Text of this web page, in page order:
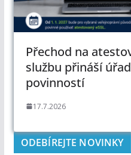
Přechod na
službu přináší
povinností
17.7.2026
ODEBÍREJTE NOVINKY